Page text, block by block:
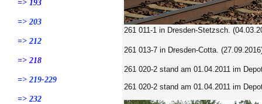
=> 193
=> 203
=> 212
=> 218
=> 219-229
=> 232
261 011-1 in Dresden-Stetzsch.
261 013-7 in Dresden-Cotta.
261 020-2 stand am 01.04.2011 im
261 020-2 stand am 01.04.2011 im